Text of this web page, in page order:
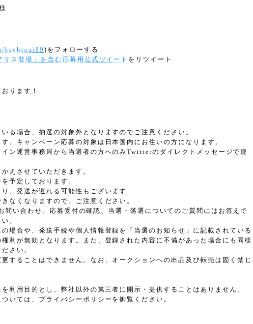
hachinai89 )をフォローする
ス登場」を含む応募用公式ツイート をリツイート
ります！
る場合、抽選の対象外となりますのでご注意ください。
。キャンペーン応募の対象は日本国内にお住いの方になります。
イン運営事務局から当選者の方へのみTwitterのダイレクトメッセージで連
えさせていただきます。
予定しております。
、発送が遅れる可能性もございます
なくなりますので、ご注意ください。
問い合わせ、応募受付の確認、当選・落選についてのご質問にはお答えで
。
場合や、発送手続や個人情報登録を「当選のお知らせ」に記載されている
利が無効となります。また、登録された内容に不備があった場合にも同様
さい。
することはできません。なお、オークションへの出品及び転売は固く禁じ
利用目的とし、弊社以外の第三者に開示・提供することはありません。
いては、プライバシーポリシーを御覧ください。